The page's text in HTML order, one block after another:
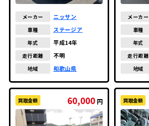
メーカー ニッサン
車種 ステージア
年式 平成14年
走行距離 不明
地域 和歌山県
メーカー
車種
年式
走行距離
地域
買取金額 60,000 円 買取金額